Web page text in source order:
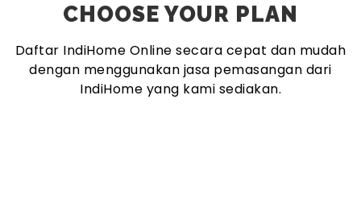
CHOOSE YOUR PLAN
Daftar IndiHome Online secara cepat dan mudah
dengan menggunakan jasa pemasangan dari
IndiHome yang kami sediakan.